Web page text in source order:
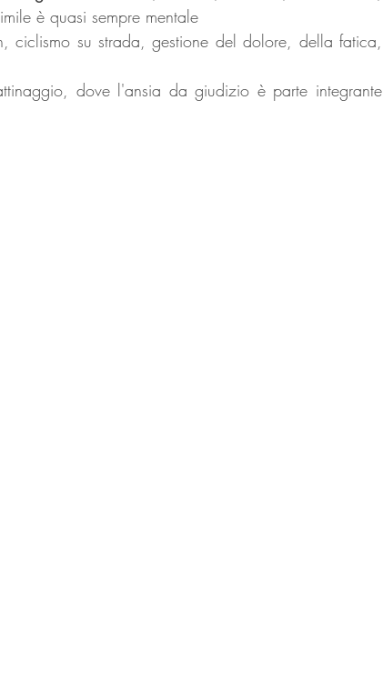
è quasi sempre mentale
ciclismo su strada, gestione del dolore, della fatica,
dove l'ansia da giudizio è parte integrante